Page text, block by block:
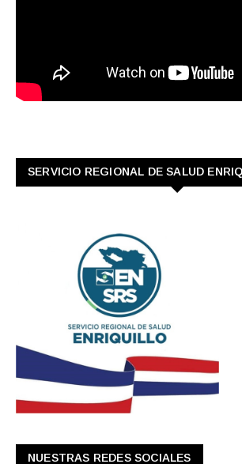
SERVICIO REGIONAL DE SALUD
NUESTRAS REDES SOCIALES